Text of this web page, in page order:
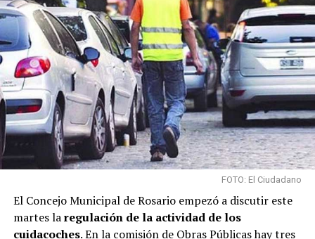
FOTO: El Ciudadano
El Concejo Municipal de Rosario empezó a discutir este
martes laregulación de la actividad de los
cuidacoches. En la comisión de Obras Públicas hay tres